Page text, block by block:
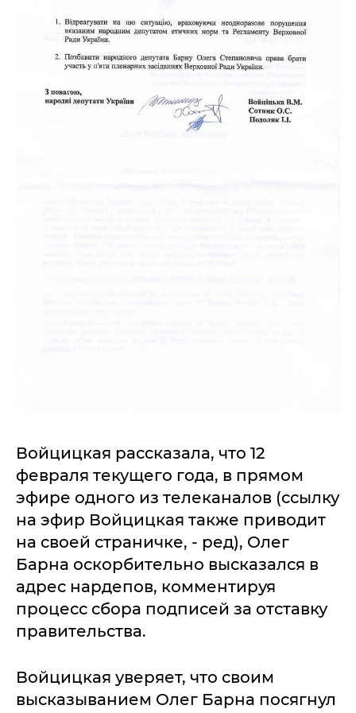
Войцицкая рассказала, что 12
февраля текущего года, в прямом
эфире одного из телеканалов (ссылку
на эфир Войцицкая также приводит
на своей страничке, - ред), Олег
Барна оскорбительно высказался в
адрес нардепов, комментируя
процесс сбора подписей за отставку
правительства.
Войцицкая уверяет, что своим
высказыванием Олег Барна посягнул